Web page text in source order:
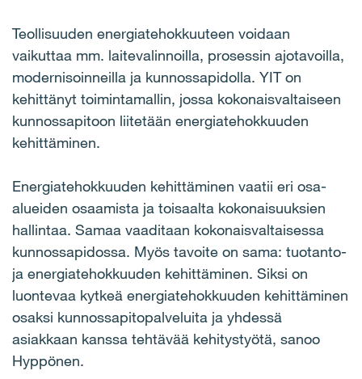
Teollisuuden energiatehokkuuteen voidaan
vaikuttaa mm. laitevalinnoilla, prosessin ajotavoilla,
modernisoinneilla ja kunnossapidolla. YIT on
kehittänyt toimintamallin, jossa kokonaisvaltaiseen
kunnossapitoon liitetään energiatehokkuuden
kehittäminen.
Energiatehokkuuden kehittäminen vaatii eri osa-
alueiden osaamista ja toisaalta kokonaisuuksien
hallintaa. Samaa vaaditaan kokonaisvaltaisessa
kunnossapidossa. Myös tavoite on sama: tuotanto-
ja energiatehokkuuden kehittäminen. Siksi on
luontevaa kytkeä energiatehokkuuden kehittäminen
osaksi kunnossapitopalveluita ja yhdessä
asiakkaan kanssa tehtävää kehitystyötä, sanoo
Hyppönen.